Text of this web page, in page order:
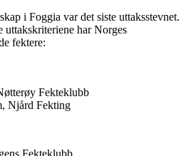
i Foggia var det siste uttaksstevnet.
uttakskriteriene har Norges
fektere:
Fekteklubb
Njård Fekting